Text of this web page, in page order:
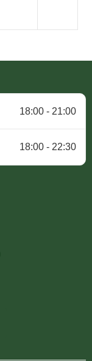
18:00 - 21:00
18:00 - 22:30